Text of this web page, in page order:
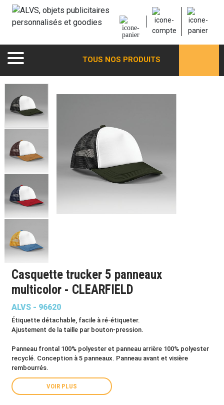
TOUS NOS PRODUITS
Casquette trucker 5 panneaux
multicolor - CLEARFIELD
ALVS - 96620
Étiquette détachable, facile à ré-étiqueter.
Ajustement de la taille par bouton-pression.
Panneau frontal 100% polyester et panneau arrière 100% polyester
recyclé. Conception à 5 panneaux. Panneau avant et visière
rembourrés.
VOIR PLUS